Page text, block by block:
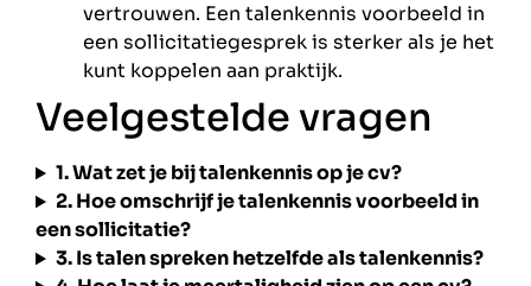
vertrouwen. Een talenkennis voorbeeld in
een sollicitatiegesprek is sterker als je het
kunt koppelen aan praktijk.
Veelgestelde vragen
1. Wat zet je bij talenkennis op je cv?
2. Hoe omschrijf je talenkennis voorbeeld in
een sollicitatie?
3. Is talen spreken hetzelfde als talenkennis?